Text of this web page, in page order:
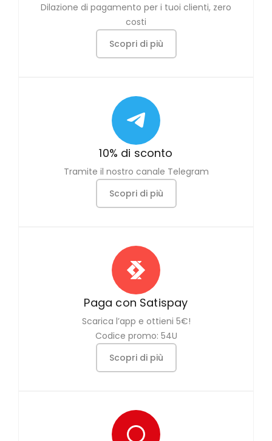
Dilazione di pagamento per i tuoi clienti, zero
costi
Scopri di più
10% di sconto
Tramite il nostro canale Telegram
Scopri di più
Paga con Satispay
Scarica l’app e ottieni 5€!
Codice promo: 54U
Scopri di più